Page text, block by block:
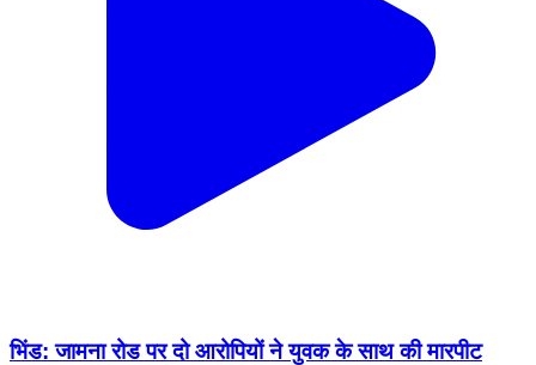
भिंड: जामना रोड पर दो आरोपियों ने युवक के साथ की मारपीट